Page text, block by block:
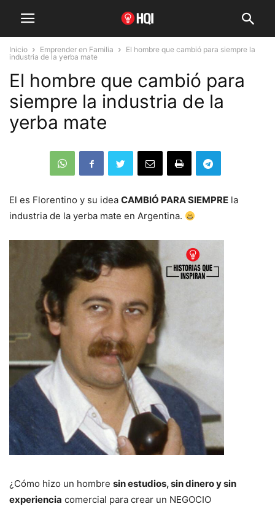
Inicio Emprender en Familia
El hombre que cambió para siempre la
industria de la yerba mate
El hombre que cambió para
siempre la industria de la
yerba mate
El es Florentino y su idea CAMBIÓ PARA SIEMPRE la
industria de la yerba mate en Argentina.
¿Cómo hizo un hombre sin estudios, sin dinero y sin
experiencia comercial para crear un NEGOCIO